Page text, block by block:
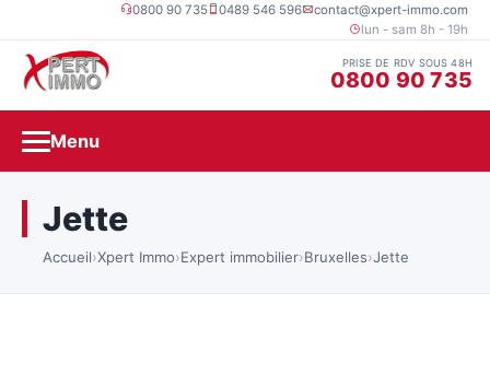
0800 90 735 0489 546 596
contact@xpert-immo.com
lun - sam 8h - 19h
PRISE DE RDV SOUS 48H
0800 90 735
Menu
Jette
Accueil›Xpert Immo›Expert immobilier›Bruxelles›Jette